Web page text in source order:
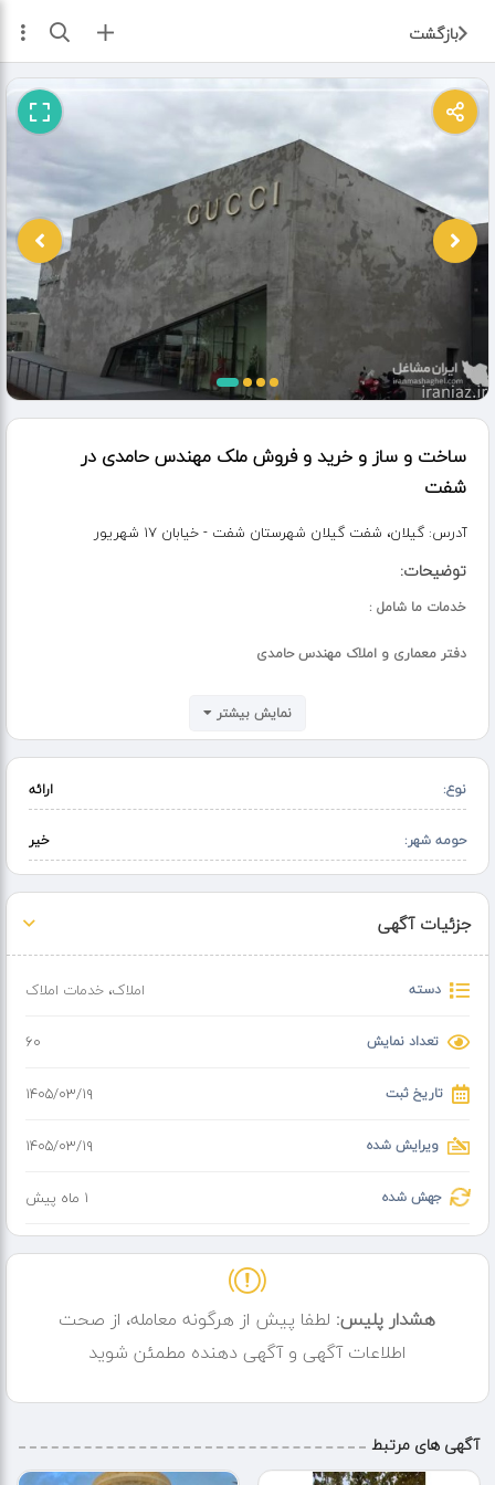
بازگشت ثبت آگهی
ساخت و ساز و خرید و فروش ملک مهندس حامدی در
شفت
آدرس: گیلان، شفت گیلان شهرستان شفت - خیابان ۱۷ شهریور
توضیحات:
خدمات ما شامل :
دفتر معماری و املاک مهندس حامدی
✅معرفی و مشاوره سرمایه گذاری درست در استان گیلان
✅خرید و فروش زمین و ملک
✅اخذ پروانه ساخت
✅دریافت استعلام کاربری
✅تجهیزات ساختمان
????مدیرعامل : مهندس محمد حامدی
با بیش از ۱۴ سال سابقه کار در زمینه ساختمان
نمایش بیشتر
نوع: ارائه
حومه شهر: خیر
جزئیات آگهی
دسته املاک،خدمات املاک
تعداد نمایش 60
تاریخ ثبت ۱۴۰۵/۰۳/۱۹
ویرایش شده ۱۴۰۵/۰۳/۱۹
جهش شده 1 ماه پیش
هشدار پلیس: لطفا پیش از هرگونه معامله، از صحت
اطلاعات آگهی و آگهی دهنده مطمئن شوید
آگهی های مرتبط